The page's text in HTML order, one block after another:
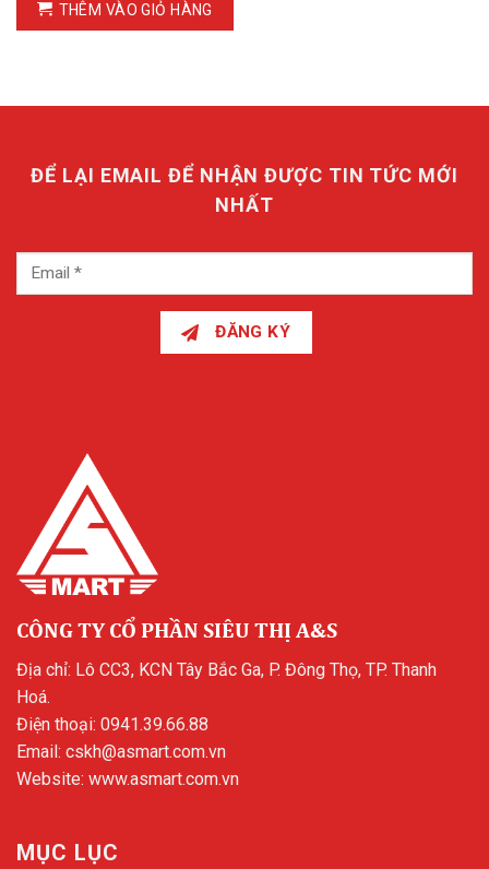
THÊM VÀO GIỎ HÀNG
ĐỂ LẠI EMAIL ĐỂ NHẬN ĐƯỢC TIN TỨC MỚI
NHẤT
ĐĂNG KÝ
CÔNG TY CỔ PHẦN SIÊU THỊ A&S
Địa chỉ: Lô CC3, KCN Tây Bắc Ga, P. Đông Thọ, TP. Thanh
Hoá.
Điện thoại: 0941.39.66.88
Email: cskh@asmart.com.vn
Website: www.asmart.com.vn
MỤC LỤC